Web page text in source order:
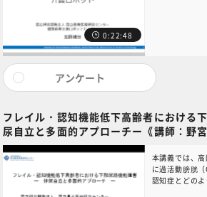
0:22:48
への導入によ
率向上および
目的とした研
社会実装を加
する。 本コン
ださい。
アンケート
フレイル・認知機能低下高齢者における
尿自立と多面的アプローチー《講師：野
本講義では、
に過活動膀胱
認知症とどの